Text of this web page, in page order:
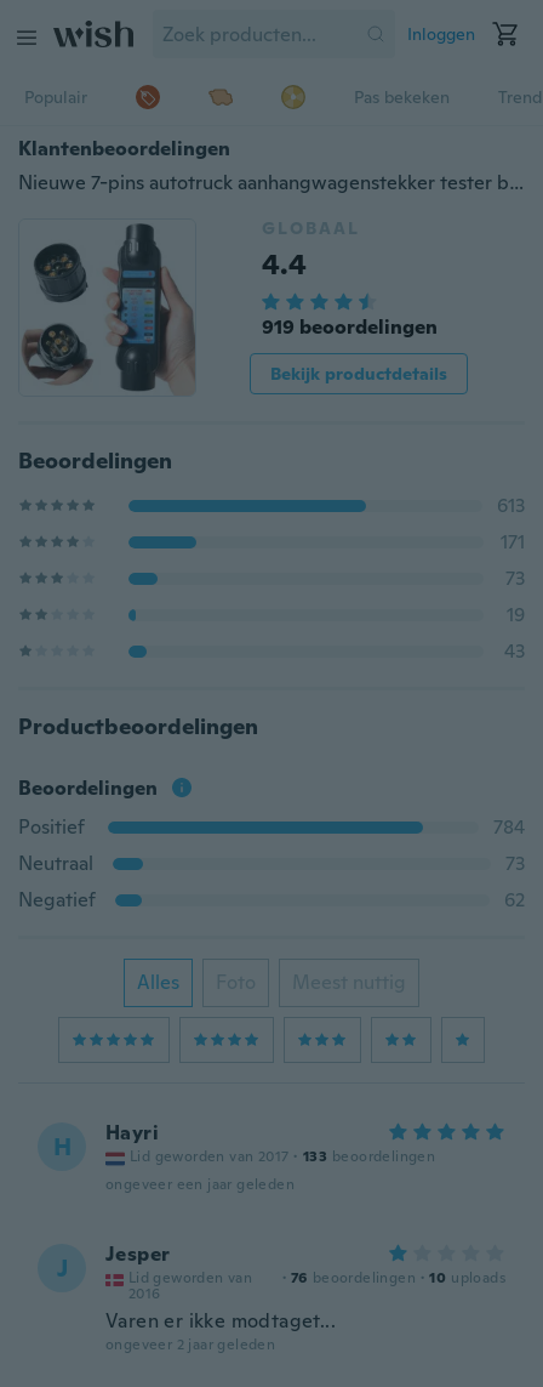
Inloggen
Populair Pas bekeken
Klantenbeoordelingen
Nieuwe 7-pins autotruck aanhangwagenstekker tester bedrading circuit licht testtool
GLOBAAL
4.4
919 beoordelingen
Bekijk productdetails
Beoordelingen
613
171
73
19
43
Productbeoordelingen
Beoordelingen
Positief
784
Neutraal
73
Negatief
62
Alles Foto Meest nuttig
H Hayri
Lid geworden van 2017 · 133 beoordelingen
ongeveer een jaar geleden
J Jesper
Lid geworden van
2016
· 76 beoordelingen · 10 uploads
Varen er ikke modtaget...
ongeveer 2 jaar geleden